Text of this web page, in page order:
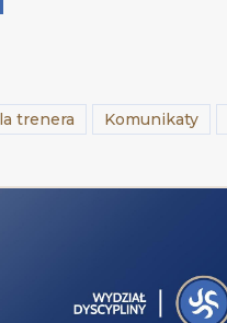
trenera Komunikaty